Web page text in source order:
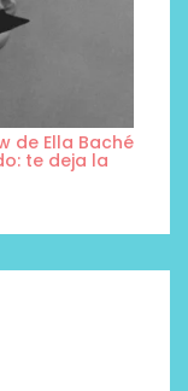
de Ella Baché
te deja la